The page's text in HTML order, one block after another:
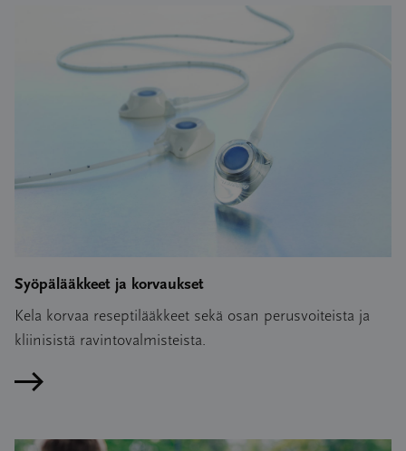
Syöpälääkkeet ja korvaukset
Kela korvaa reseptilääkkeet sekä osan perusvoiteista ja
kliinisistä ravintovalmisteista.
Lue artikkeli